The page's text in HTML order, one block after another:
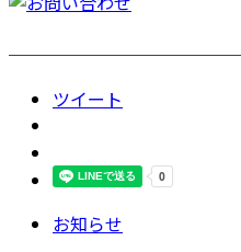
ツイート
お知らせ